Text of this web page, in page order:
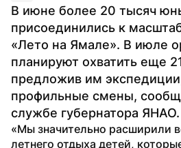
В июне более 20 тысяч
присоединились к
«Лето на Ямале». В июле
планируют охватить еще
предложив им
профильные смены,
службе губернатора ЯНАО.
«Мы значительно расширили
летнего отдыха детей,